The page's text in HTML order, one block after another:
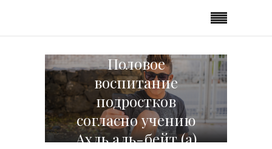
Половое
воспитание
подростков
согласно учению
Ахль аль-бейт (а)